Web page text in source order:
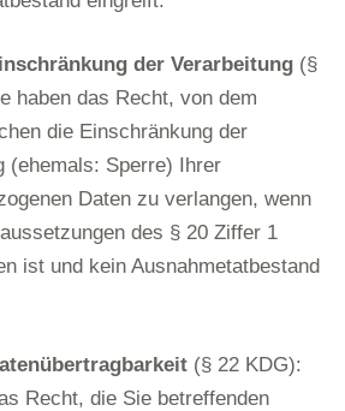
der Verarbeitung (§
haben das Recht, von dem
die Einschränkung der
(ehemals: Sperre) Ihrer
Daten zu verlangen, wenn
des § 20 Ziffer 1
ist und kein Ausnahmetatbestand
(§ 22 KDG):
Recht, die Sie betreffenden